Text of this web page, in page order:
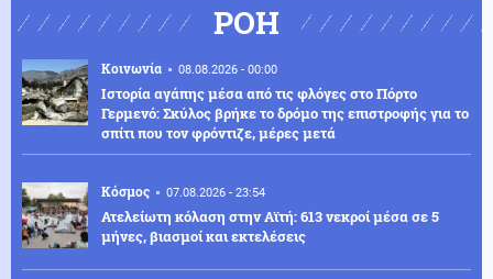
ΡΟΗ
Κοινωνία 08.08.2026 - 00:00
Ιστορία αγάπης μέσα από τις φλόγες στο Πόρτο
Γερμενό: Σκύλος βρήκε το δρόμο της επιστροφής για το
σπίτι που τον φρόντιζε, μέρες μετά
Κόσμος 07.08.2026 - 23:54
Ατελείωτη κόλαση στην Αϊτή: 613 νεκροί μέσα σε 5
μήνες, βιασμοί και εκτελέσεις